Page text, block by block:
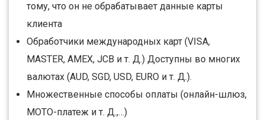
тому, что он не обрабатывает данные карты
клиента
Обработчики международных карт (VISA,
MASTER, AMEX, JCB и т. Д.) Доступны во многих
валютах (AUD, SGD, USD, EURO и т. Д.).
Множественные способы оплаты (онлайн-шлюз,
MOTO-платеж и т. Д.,…)